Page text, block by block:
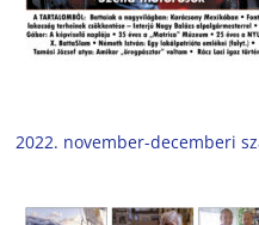
2022. november-decemberi